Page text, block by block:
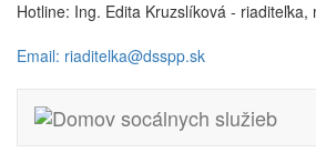
Hotline: Ing. Edita Kruzslíková - riaditeľka,
Email: riaditelka@dsspp.sk